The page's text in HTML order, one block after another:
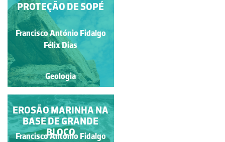
RECUO DAS ARRIBAS
Francisco António Fidalgo
Félix Dias
Geologia
PROTEÇÃO DE SOPÉ
Francisco António Fidalgo
Félix Dias
Geologia
UM LEIXÃO NA BAIXA
DO OUTEIRO
Francisco António Fidalgo
EROSÃO MARINHA NA
BASE DE GRANDE
BLOCO
Francisco António Fidalgo